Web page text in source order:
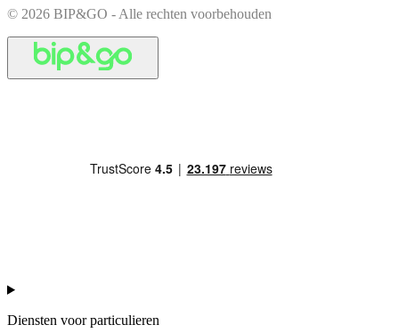
© 2026 BIP&GO - Alle rechten voorbehouden
Diensten voor particulieren